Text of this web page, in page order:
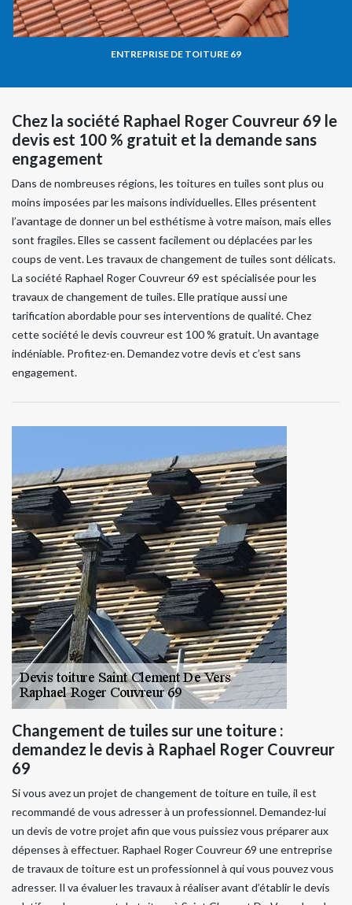
ENTREPRISE DE TOITURE 69
Chez la société Raphael Roger Couvreur 69 le
devis est 100 % gratuit et la demande sans
engagement
Dans de nombreuses régions, les toitures en tuiles sont plus ou
moins imposées par les maisons individuelles. Elles présentent
l’avantage de donner un bel esthétisme à votre maison, mais elles
sont fragiles. Elles se cassent facilement ou déplacées par les
coups de vent. Les travaux de changement de tuiles sont délicats.
La société Raphael Roger Couvreur 69 est spécialisée pour les
travaux de changement de tuiles. Elle pratique aussi une
tarification abordable pour ses interventions de qualité. Chez
cette société le devis couvreur est 100 % gratuit. Un avantage
indéniable. Profitez-en. Demandez votre devis et c’est sans
engagement.
Changement de tuiles sur une toiture :
demandez le devis à Raphael Roger Couvreur
69
Si vous avez un projet de changement de toiture en tuile, il est
recommandé de vous adresser à un professionnel. Demandez-lui
un devis de votre projet afin que vous puissiez vous préparer aux
dépenses à effectuer. Raphael Roger Couvreur 69 une entreprise
de travaux de toiture est un professionnel à qui vous pouvez vous
adresser. Il va évaluer les travaux à réaliser avant d’établir le devis